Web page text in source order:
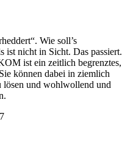
Wie soll’s
ist nicht in Sicht. Das passiert.
ist ein zeitlich begrenztes,
können dabei in ziemlich
lösen und wohlwollend und